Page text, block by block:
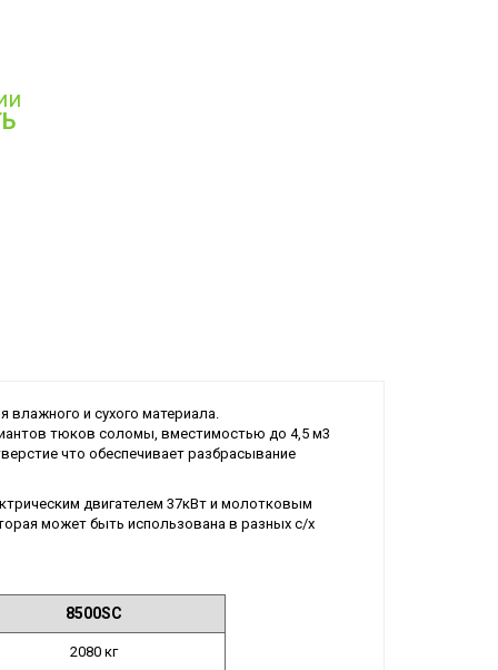
влажного и сухого материала.
тюков соломы, вместимостью до 4,5 м3
что обеспечивает разбрасывание
двигателем 37кВт и молотковым
может быть использована в разных с/х
8500SC
2080 кг